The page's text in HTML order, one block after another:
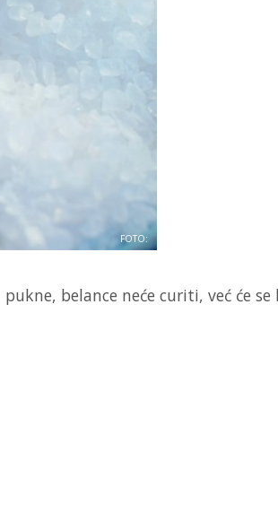
FOTO:
belance neće curiti, već će se